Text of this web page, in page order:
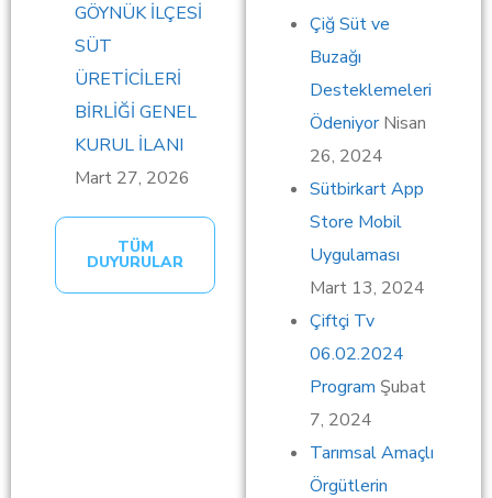
GÖYNÜK İLÇESİ
SÜT
ÜRETİCİLERİ
BİRLİĞİ GENEL
KURUL İLANI
Mart 27, 2026
TÜM
DUYURULAR
Çiğ Süt ve
Buzağı
Desteklemeleri
Ödeniyor Nisan
26, 2024
Sütbirkart App
Store Mobil
Uygulaması
Mart 13, 2024
Çiftçi Tv
06.02.2024
Program Şubat
7, 2024
Tarımsal Amaçlı
Örgütlerin